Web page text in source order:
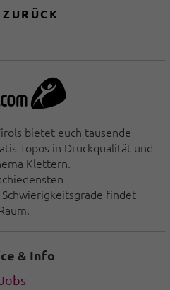
ZURÜCK
bietet euch tausende
Topos in Druckqualität und
Klettern.
findet
& Info
Jobs